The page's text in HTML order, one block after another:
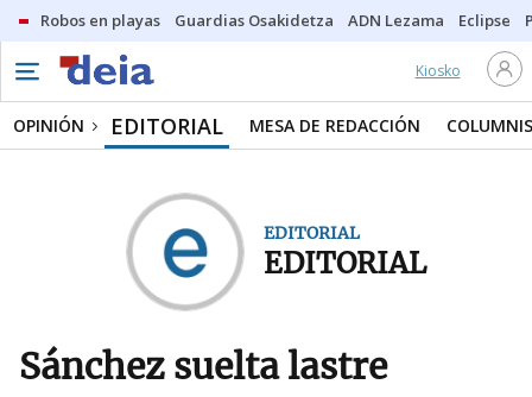
Robos en playas Guardias Osakidetza ADN Lezama Eclipse
Kiosko
OPINIÓN EDITORIAL MESA DE REDACCIÓN
EDITORIAL
EDITORIAL
Sánchez suelta lastre